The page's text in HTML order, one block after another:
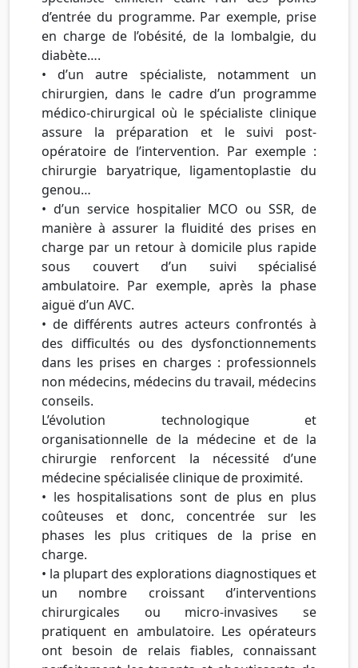
d’entrée du programme. Par exemple, prise
en charge de l’obésité, de la lombalgie, du
diabète….
• d’un autre spécialiste, notamment un
chirurgien, dans le cadre d’un programme
médico-chirurgical où le spécialiste clinique
assure la préparation et le suivi post-
opératoire de l’intervention. Par exemple :
chirurgie baryatrique, ligamentoplastie du
genou…
• d’un service hospitalier MCO ou SSR, de
manière à assurer la fluidité des prises en
charge par un retour à domicile plus rapide
sous couvert d’un suivi spécialisé
ambulatoire. Par exemple, après la phase
aiguë d’un AVC.
• de différents autres acteurs confrontés à
des difficultés ou des dysfonctionnements
dans les prises en charges : professionnels
non médecins, médecins du travail, médecins
conseils.
L’évolution technologique et
organisationnelle de la médecine et de la
chirurgie renforcent la nécessité d’une
médecine spécialisée clinique de proximité.
• les hospitalisations sont de plus en plus
coûteuses et donc, concentrée sur les
phases les plus critiques de la prise en
charge.
• la plupart des explorations diagnostiques et
un nombre croissant d’interventions
chirurgicales ou micro-invasives se
pratiquent en ambulatoire. Les opérateurs
ont besoin de relais fiables, connaissant